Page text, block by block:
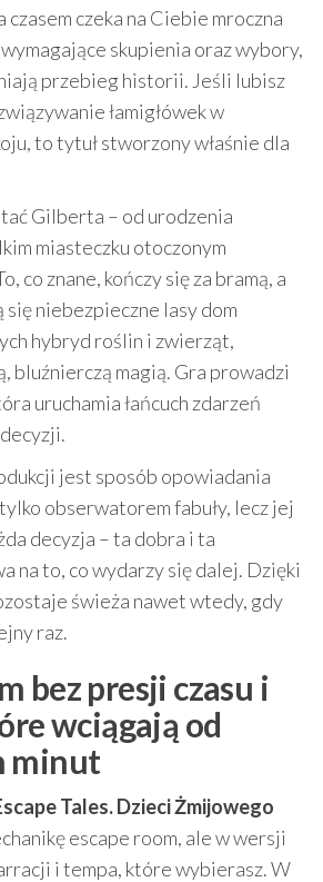
czeka na Ciebie mroczna
skupienia oraz wybory,
przebieg historii. Jeśli lubisz
łamigłówek w
to tytuł stworzony właśnie dla
Gilberta – od urodzenia
miasteczku otoczonym
co znane, kończy się za bramą, a
się niebezpieczne lasy dom
hybryd roślin i zwierząt,
bluźnierczą magią. Gra prowadzi
uruchamia łańcuch zdarzeń
jest sposób opowiadania
obserwatorem fabuły, lecz jej
decyzja – ta dobra i ta
na to, co wydarzy się dalej. Dzięki
świeża nawet wtedy, gdy
raz.
bez presji czasu i
wciągają od
minut
Tales. Dzieci Żmijowego
escape room, ale w wersji
i tempa, które wybierasz. W